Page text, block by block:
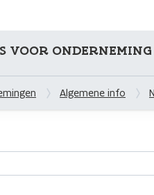
VOOR ONDERNEMING
Algemene info